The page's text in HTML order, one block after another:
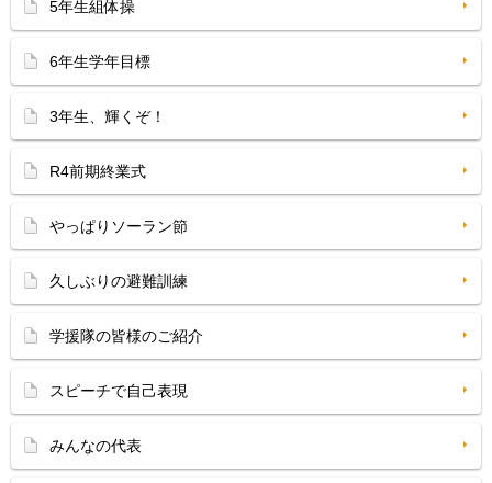
5年生組体操
6年生学年目標
3年生、輝くぞ！
R4前期終業式
やっぱりソーラン節
久しぶりの避難訓練
学援隊の皆様のご紹介
スピーチで自己表現
みんなの代表